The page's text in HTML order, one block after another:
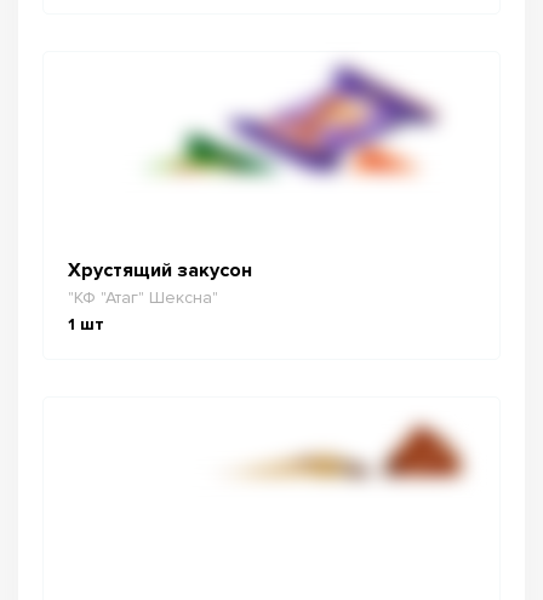
Хрустящий закусон
"КФ "Атаг" Шексна"
1 шт